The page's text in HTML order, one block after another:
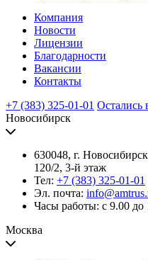
Компания
Новости
Лицензии
Благодарности
Вакансии
Контакты
+7 (383) 325-01-01 Остались
Новосибирск
630048, г.
120/2, 3-й этаж
Тел: +7 (383) 325-01-01
Эл. почта:
Часы работы: с 9.00 до
Москва